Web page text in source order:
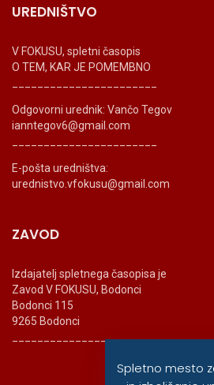
UREDNIŠTVO
V FOKUSU, spletni časopis
O TEM, KAR JE POMEMBNO
Odgovorni urednik: Vančo Tegov
ianntegov6@gmail.com
E-pošta uredništva:
urednistvo.vfokusu@gmail.com
ZAVOD
Izdajatelj spletnega časopisa je
Zavod V FOKUSU, Bodonci
Bodonci 115
9265 Bodonci
_______________________
Spletno mesto